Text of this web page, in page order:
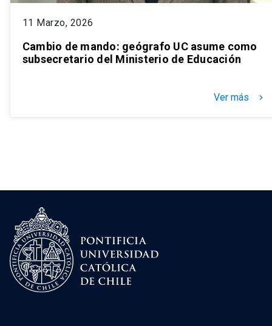
11 Marzo, 2026
Cambio de mando: geógrafo UC asume como
subsecretario del Ministerio de Educación
Ver más keyboard_arrow_right